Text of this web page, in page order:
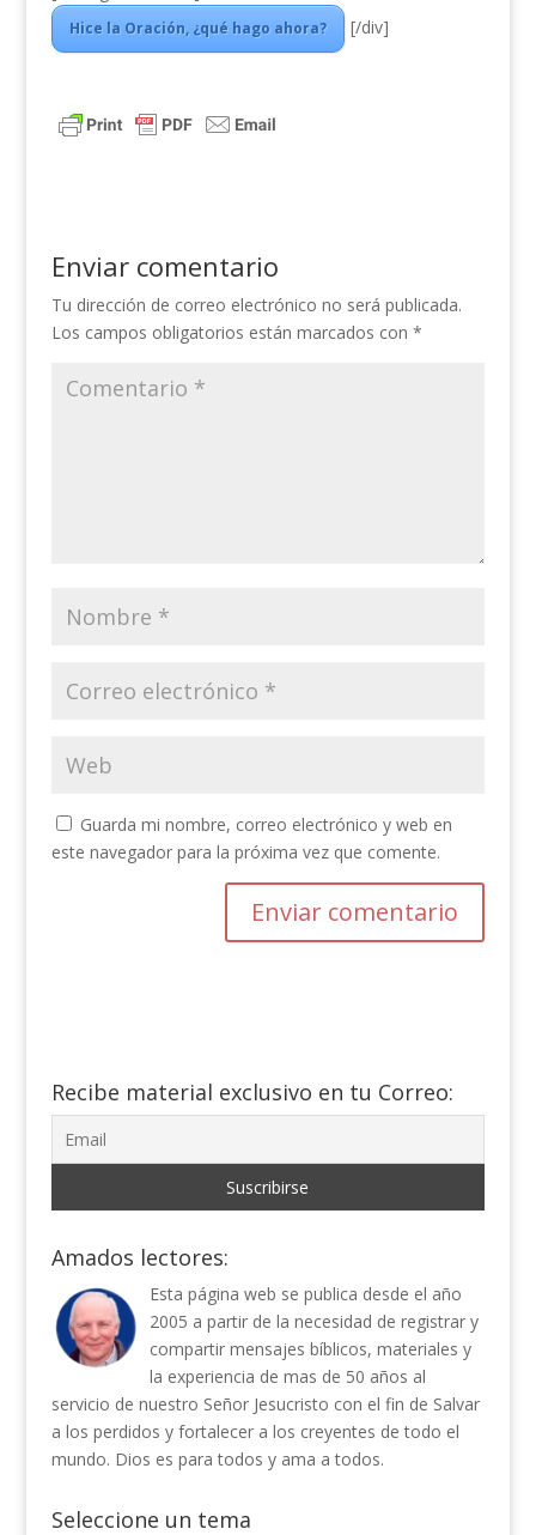
Hice la Oración, ¿qué hago ahora? [/div]
Enviar comentario
Tu dirección de correo electrónico no será publicada.
Los campos obligatorios están marcados con *
Guarda mi nombre, correo electrónico y web en
este navegador para la próxima vez que comente.
Recibe material exclusivo en tu Correo:
Amados lectores:
Esta página web se publica desde el año
2005 a partir de la necesidad de registrar y
compartir mensajes bíblicos, materiales y
la experiencia de mas de 50 años al
servicio de nuestro Señor Jesucristo con el fin de Salvar
a los perdidos y fortalecer a los creyentes de todo el
mundo. Dios es para todos y ama a todos.
Seleccione un tema